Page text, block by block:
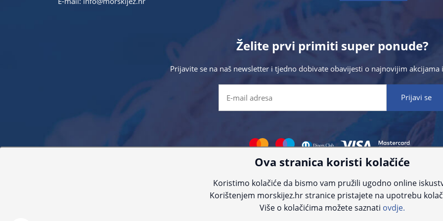
Želite prvi primiti super ponude?
Prijavite se na naš newsletter i tjedno dobivate obavijesti o najnovijim akcijama
proizvoda. Za najažurnije informacije kontaktirajte nas putem telefona:+385 23 231 761ili e-
© Morski jež 2022
Ova stranica koristi kolačiće
Koristimo kolačiće da bismo vam pružili ugodno online
Korištenjem morskijez.hr stranice pristajete na upotrebu
Više o kolačićima možete saznati ovdje.